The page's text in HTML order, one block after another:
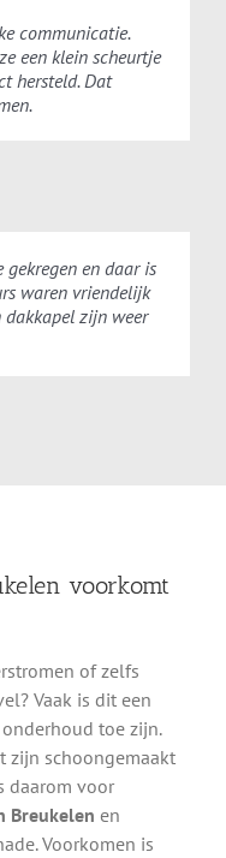
communicatie.
een klein scheurtje
hersteld. Dat
en daar is
waren vriendelijk
dakkapel zijn weer
voorkomt
of zelfs
Vaak is dit een
toe zijn.
zijn schoongemaakt
daarom voor
Breukelen en
Voorkomen is